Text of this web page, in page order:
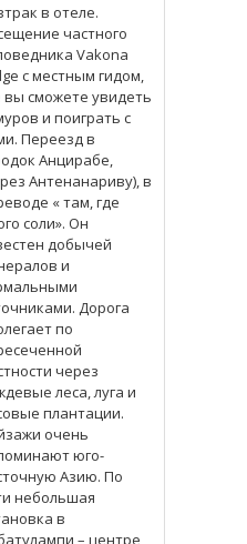
в отеле.
частного
Vakona
c местным гидом,
вы сможете увидеть
и поиграть с
Переезд в
Анцирабе,
Антенанариву), в
« там, где
соли». Он
добычей
и
Дорога
по
через
леса, луга и
плантации.
очень
юго-
Азию. По
небольшая
в
– центре